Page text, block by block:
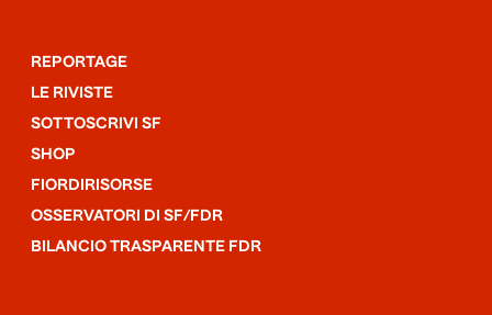
REPORTAGE
LE RIVISTE
SOTTOSCRIVI SF
SHOP
FIORDIRISORSE
OSSERVATORI DI SF/FDR
BILANCIO TRASPARENTE FDR